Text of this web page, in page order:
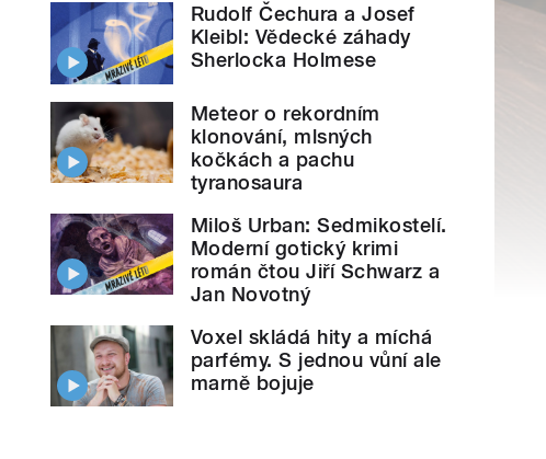
Rudolf Čechura a Josef
Kleibl: Vědecké záhady
Sherlocka Holmese
Meteor o rekordním
klonování, mlsných
kočkách a pachu
tyranosaura
Miloš Urban: Sedmikostelí.
Moderní gotický krimi
román čtou Jiří Schwarz a
Jan Novotný
Voxel skládá hity a míchá
parfémy. S jednou vůní ale
marně bojuje